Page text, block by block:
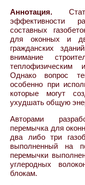
Аннотация.
эффективности
составных
для оконных и
гражданских
внимание
теплофизическим
Однако вопрос
особенно при
которые могут
ухудшать общую
Авторами
перемычка для
два либо три
выполненный на
перемычки
углеродных
блокам.